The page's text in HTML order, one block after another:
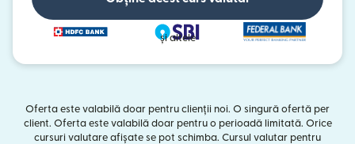
și altele
Oferta este valabilă doar pentru clienții noi. O singură ofertă per
client. Oferta este valabilă doar pentru o perioadă limitată. Orice
cursuri valutare afișate se pot schimba. Cursul valutar pentru